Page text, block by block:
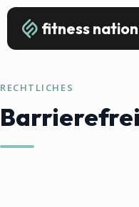
fitness nation
RECHTLICHES